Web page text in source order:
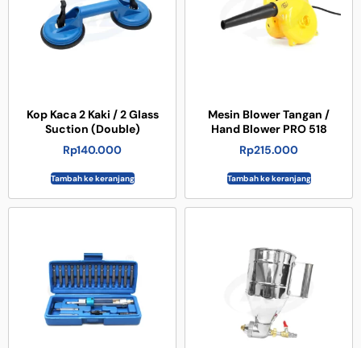
Kop Kaca 2 Kaki / 2 Glass
Suction (Double)
Rp140.000
Tambah ke keranjang
Mesin Blower Tangan /
Hand Blower PRO 518
Rp215.000
Tambah ke keranjang